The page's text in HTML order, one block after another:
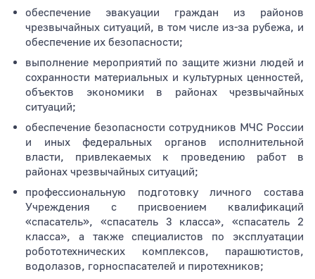
обеспечение эвакуации граждан из районов
чрезвычайных ситуаций, в том числе из-за рубежа, и
обеспечение их безопасности;
выполнение мероприятий по защите жизни людей и
сохранности материальных и культурных ценностей,
объектов экономики в районах чрезвычайных
ситуаций;
обеспечение безопасности сотрудников МЧС России
и иных федеральных органов исполнительной
власти, привлекаемых к проведению работ в
районах чрезвычайных ситуаций;
профессиональную подготовку личного состава
Учреждения с присвоением квалификаций
«спасатель», «спасатель 3 класса», «спасатель 2
класса», а также специалистов по эксплуатации
робототехнических комплексов, парашютистов,
водолазов, горноспасателей и пиротехников;